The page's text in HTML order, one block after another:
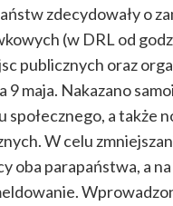
zdecydowały o
(w DRL od
publicznych oraz
maja. Nakazano
a także
W celu
oba parapaństwa, a